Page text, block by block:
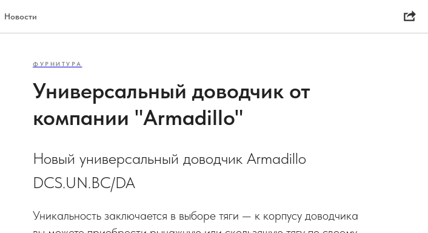
Новости
ФУРНИТУРА
Универсальный доводчик от
компании "Armadillo"
Новый универсальный доводчик Armadillo
DCS.UN.BC/DA
Уникальность заключается в выборе тяги — к корпусу доводчика